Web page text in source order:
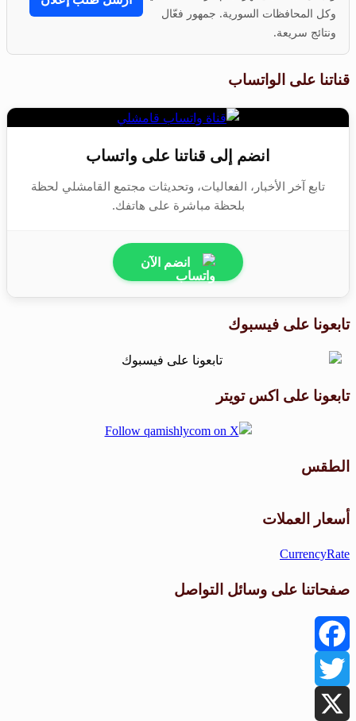
وكل المحافظات السورية. جمهور فعّال
ونتائج سريعة.
قناتنا على الواتساب
انضم إلى قناتنا على واتساب
تابع آخر الأخبار، الفعاليات، وتحديثات مجتمع القامشلي لحظة
بلحظة مباشرة على هاتفك.
انضم الآن
تابعونا على فيسبوك
تابعونا على اكس تويتر
الطقس
أسعار العملات
CurrencyRate
صفحاتنا على وسائل التواصل
Facebook
Twitter